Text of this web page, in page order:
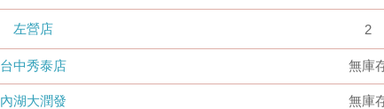
左營店 2
台中秀泰店 無庫
內湖大潤發 無庫